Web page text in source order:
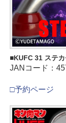
KUFC 31 ステ
JANコード：
□予約ページ